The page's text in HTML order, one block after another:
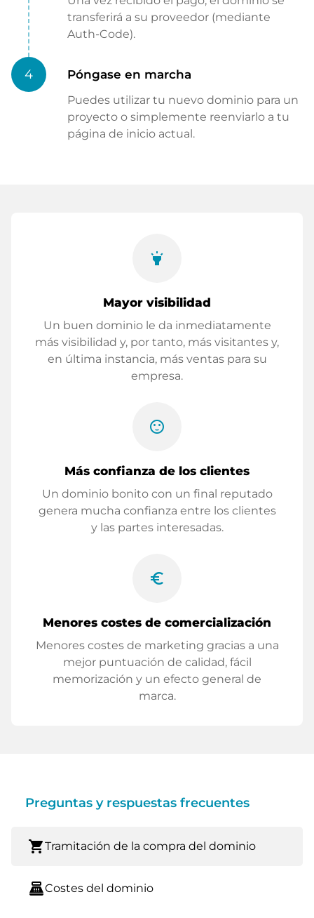
transferirá a su proveedor (mediante
Auth-Code).
4 Póngase en marcha
Puedes utilizar tu nuevo dominio para un
proyecto o simplemente reenviarlo a tu
página de inicio actual.
highlight
Mayor visibilidad
Un buen dominio le da inmediatamente
más visibilidad y, por tanto, más visitantes y,
en última instancia, más ventas para su
empresa.
sentiment_satisfied
Más confianza de los clientes
Un dominio bonito con un final reputado
genera mucha confianza entre los clientes
y las partes interesadas.
euro_symbol
Menores costes de comercialización
Menores costes de marketing gracias a una
mejor puntuación de calidad, fácil
memorización y un efecto general de
marca.
Preguntas y respuestas frecuentes
shopping_cartTramitación de la compra del dominio
point_of_saleCostes del dominio